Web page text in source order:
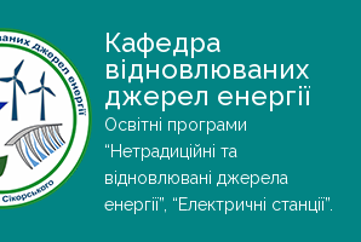
Кафедра
відновлюваних
джерел енергії
Освітні програми
“Нетрадиційні та
відновлювані джерела
енергії”, “Електричні станції”.